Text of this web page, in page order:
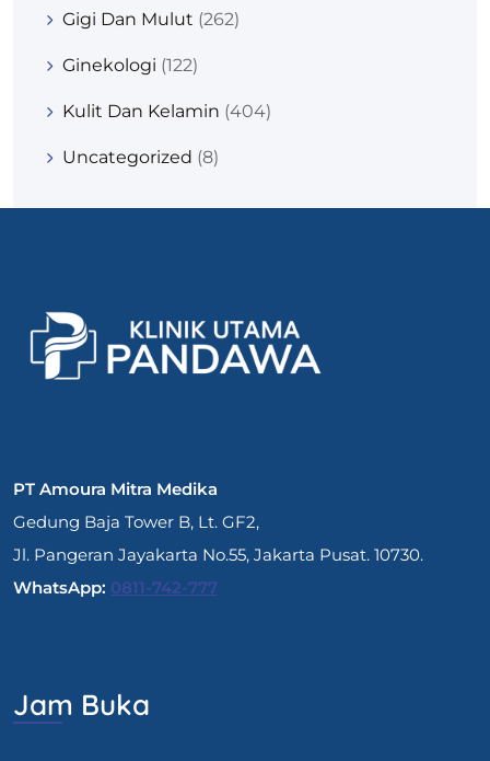
Gigi Dan Mulut (262)
Ginekologi (122)
Kulit Dan Kelamin (404)
Uncategorized (8)
PT Amoura Mitra Medika
Gedung Baja Tower B, Lt. GF2,
Jl. Pangeran Jayakarta No.55, Jakarta Pusat. 10730.
WhatsApp: 0811-742-777
Jam Buka